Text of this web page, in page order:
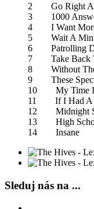
2 Go Right
3 1000
4 I Want
5 Wait A
6 Patrolling
7 Take Back
8 Without The
9 These
10 My Time
11 If I Had A
12 Midnight
13 High
14 Insane
Sleduj nás na ...